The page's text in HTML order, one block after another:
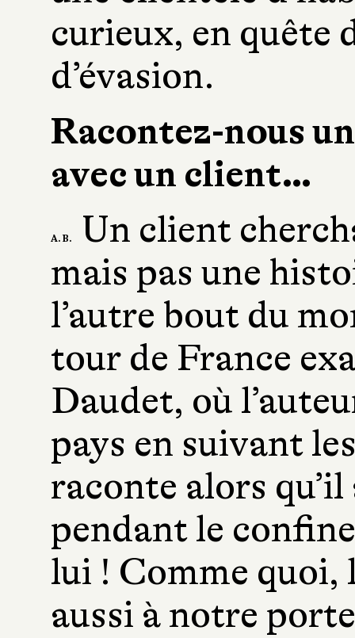
curieux, en quête
d’évasion.
Racontez-nous
avec un client…
A. B.
Un client
mais pas une
l’autre bout du
tour de France
Daudet, où
pays en suivant
raconte alors
pendant le
lui ! Comme quoi,
aussi à notre